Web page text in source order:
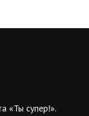
«Ты супер!».